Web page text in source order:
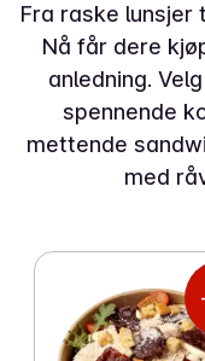
Fra raske
Nå får dere
anledning.
spennende
mettende
med